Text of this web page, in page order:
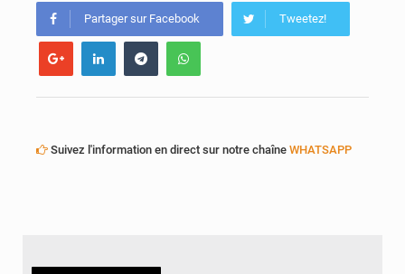
Partager sur Facebook Tweetez!
Suivez l'information en direct sur notre chaîne WHATSAPP